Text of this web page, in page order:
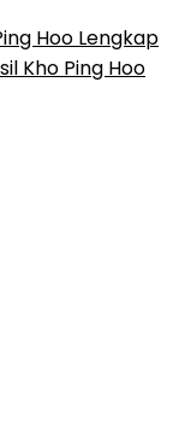
Hoo Lengkap
Kho Ping Hoo